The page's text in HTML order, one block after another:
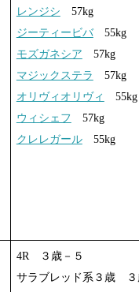
レンジシ 57kg
ジーティービバ55kg
モズガネシア 57kg
マジックステラ
57kg
オリヴィオリヴィ
55kg
ウィシェフ 57kg
クレレガール55kg
4R ３歳－５
サラブレッド系３歳